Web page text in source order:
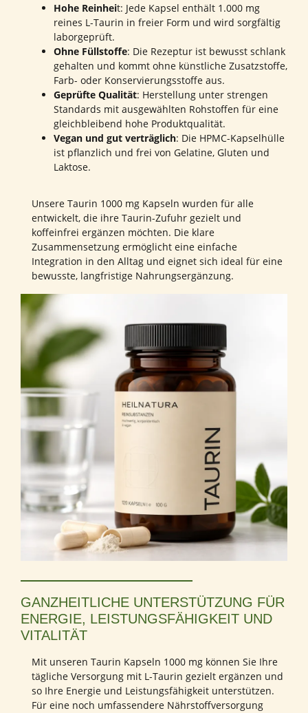
Hohe Reinheit: Jede Kapsel enthält 1.000 mg
reines L-Taurin in freier Form und wird sorgfältig
laborgeprüft.
Ohne Füllstoffe: Die Rezeptur ist bewusst schlank
gehalten und kommt ohne künstliche Zusatzstoffe,
Farb- oder Konservierungsstoffe aus.
Geprüfte Qualität: Herstellung unter strengen
Standards mit ausgewählten Rohstoffen für eine
gleichbleibend hohe Produktqualität.
Vegan und gut verträglich: Die HPMC-Kapselhülle
ist pflanzlich und frei von Gelatine, Gluten und
Laktose.
Unsere Taurin 1000 mg Kapseln wurden für alle
entwickelt, die ihre Taurin-Zufuhr gezielt und
koffeinfrei ergänzen möchten. Die klare
Zusammensetzung ermöglicht eine einfache
Integration in den Alltag und eignet sich ideal für eine
bewusste, langfristige Nahrungsergänzung.
GANZHEITLICHE UNTERSTÜTZUNG FÜR
ENERGIE, LEISTUNGSFÄHIGKEIT UND
VITALITÄT
Mit unseren Taurin Kapseln 1000 mg können Sie Ihre
tägliche Versorgung mit L-Taurin gezielt ergänzen und
so Ihre Energie und Leistungsfähigkeit unterstützen.
Für eine noch umfassendere Nährstoffversorgung